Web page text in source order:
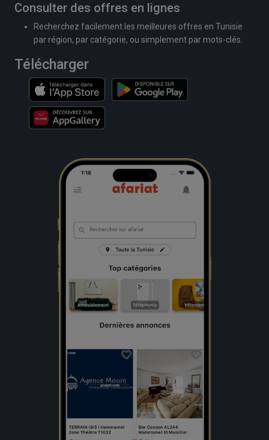
Consulter des offres en lignes
Recherchez facilement les meilleures offres en Tunisie
par région, par catégorie, ou simplement par mots-clés.
Télécharger